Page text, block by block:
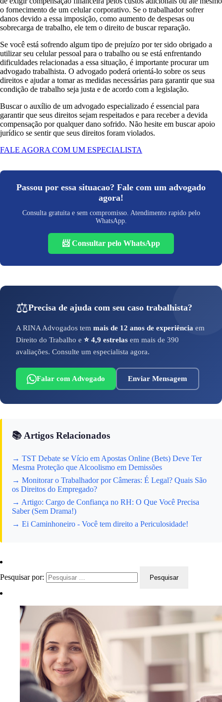
o fornecimento de um celular corporativo. Se o trabalhador sofrer
danos devido a essa imposição, como aumento de despesas ou
sobrecarga de trabalho, ele tem o direito de buscar reparação.
Se você está sofrendo algum tipo de prejuízo por ter sido obrigado a
utilizar seu celular pessoal para o trabalho ou se está enfrentando
dificuldades relacionadas a essa situação, é importante procurar um
advogado trabalhista. O advogado poderá orientá-lo sobre os seus
direitos e ajudar a tomar as medidas necessárias para garantir que sua
condição de trabalho seja justa e de acordo com a legislação.
Buscar o auxílio de um advogado especializado é essencial para
garantir que seus direitos sejam respeitados e para receber a devida
compensação por qualquer dano sofrido. Não hesite em buscar apoio
jurídico se sentir que seus direitos foram violados.
FALE AGORA COM UM ESPECIALISTA
Passou por essa situacao? Fale com um advogado
agora!
Consulta gratuita e sem compromisso. Atendimento rapido pelo
WhatsApp.
📨 Consultar pelo WhatsApp
⚖️Precisa de ajuda com seu caso trabalhista?
A RINA Advogados tem mais de 12 anos de experiência em
Direito do Trabalho e ⭐ 4,9 estrelas em mais de 390
avaliações. Consulte um especialista agora.
Falar com Advogado Enviar Mensagem
📚 Artigos Relacionados
→ TST Debate se Vício em Apostas Online (Bets) Deve Ter
Mesma Proteção que Alcoolismo em Demissões
→ Monitorar o Trabalhador por Câmeras: É Legal? Quais São
os Direitos do Empregado?
→ Artigo: Cargo de Confiança no RH: O Que Você Precisa
Saber (Sem Drama!)
→ Ei Caminhoneiro - Você tem direito a Periculosidade!
Pesquisar por: